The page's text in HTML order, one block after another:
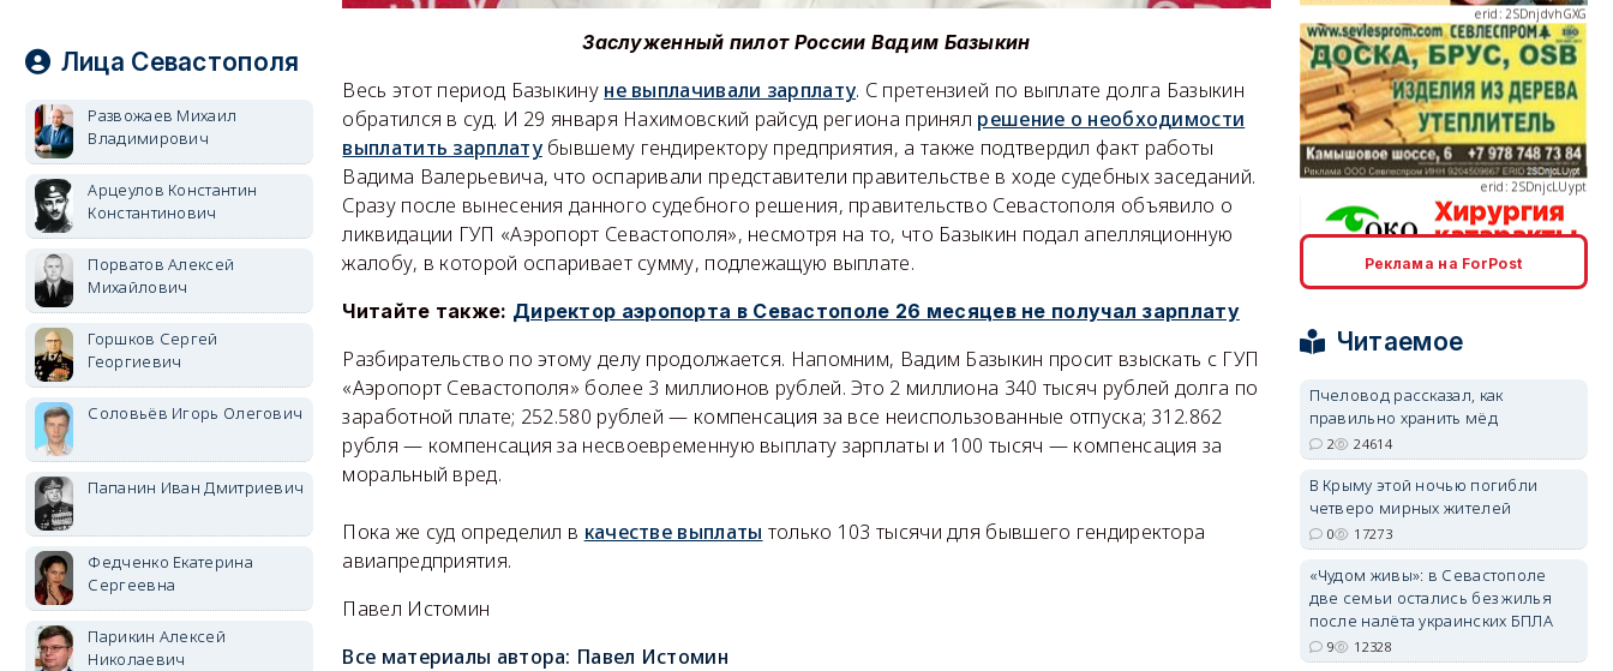
Заслуженный пилот России Вадим Базыкин
Весь этот период Базыкину не выплачивали зарплату. С претензией по выплате долга Базыкин
обратился в суд. И 29 января Нахимовский райсуд региона принял решение о необходимости
выплатить зарплатубывшему гендиректору предприятия, а также подтвердил факт работы
Вадима Валерьевича, что оспаривали представители правительстве в ходе судебных заседаний.
Сразу после вынесения данного судебного решения, правительство Севастополя объявило о
ликвидации ГУП «Аэропорт Севастополя», несмотря на то, что Базыкин подал апелляционную
жалобу, в которой оспаривает сумму, подлежащую выплате.
Читайте также: Директор аэропорта в Севастополе 26 месяцев не получал зарплату
Разбирательство по этому делу продолжается. Напомним, Вадим Базыкин просит взыскать с ГУП
«Аэропорт Севастополя» более 3 миллионов рублей. Это 2 миллиона 340 тысяч рублей долга по
заработной плате; 252.580 рублей — компенсация за все неиспользованные отпуска; 312.862
рубля — компенсация за несвоевременную выплату зарплаты и 100 тысяч — компенсация за
моральный вред.
Пока же суд определил в качестве выплаты только 103 тысячи для бывшего гендиректора
авиапредприятия.
Павел Истомин
Все материалы автора: Павел Истомин
Лица Севастополя
Развожаев Михаил
Владимирович
Арцеулов Константин
Константинович
Порватов Алексей
Михайлович
Горшков Сергей
Георгиевич
Соловьёв Игорь Олегович
Папанин Иван Дмитриевич
Федченко Екатерина
Сергеевна
Парикин Алексей
Николаевич
erid: 2SDnjcLUypt
erid: 2SDnjcrDNw6
erid: 2SDnjdPjgYS
erid: 2SDnjdvhGXG
Реклама на ForPost
Читаемое
Пчеловод рассказал, как
правильно хранить мёд
2 24614
В Крыму этой ночью погибли
четверо мирных жителей
0 17273
«Чудом живы»: в Севастополе
две семьи остались без жилья
после налёта украинских БПЛА
9 12328